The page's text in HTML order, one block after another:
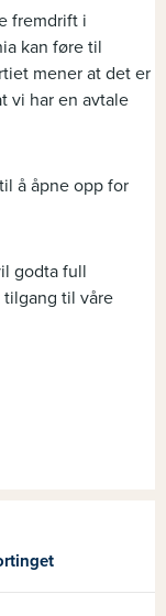
fremdrift i
kan føre til
mener at det er
vi har en avtale
å åpne opp for
godta full
tilgang til våre